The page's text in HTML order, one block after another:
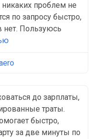
проблем не
по запросу быстро,
нет. Пользуюсь
до зарплаты,
траты.
быстро,
за две минуты по